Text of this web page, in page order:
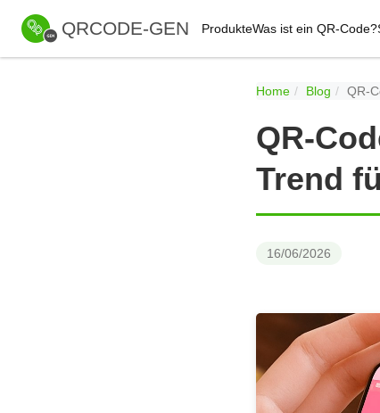
QRCODE-GEN ProdukteWas ist ein QR-Code?
Home Blog QR-
QR-
Trend
16/06/2026